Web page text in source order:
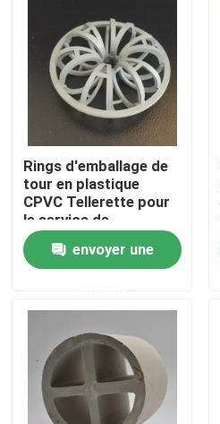
À la maison
Produits
À propos de nous
Rings d'emballage de
tour en plastique
CPVC Tellerette pour
le service de
décapage
envoyer une